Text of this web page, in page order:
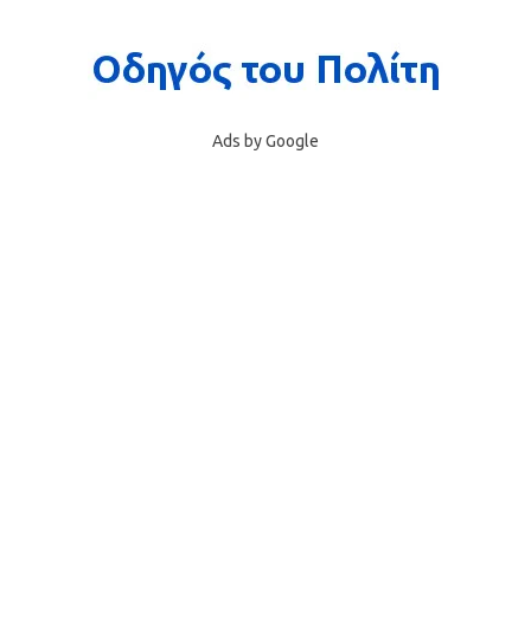
Ads by Google